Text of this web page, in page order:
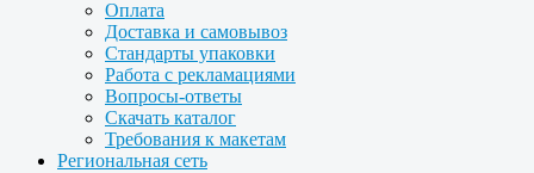
Оплата
Доставка и самовывоз
Стандарты упаковки
Работа с рекламациями
Вопросы-ответы
Скачать каталог
Требования к макетам
Региональная сеть